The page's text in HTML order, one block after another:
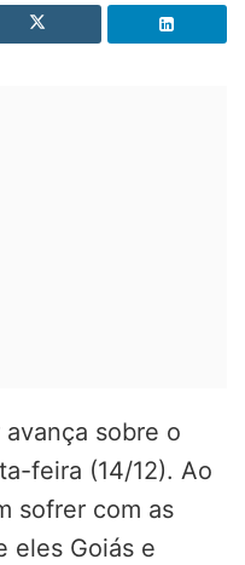
sobre o
feira (14/12). Ao
sofrer com as
eles Goiás e